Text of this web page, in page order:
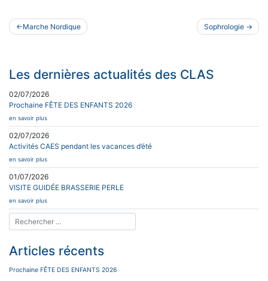
Navigation
de
Marche Nordique Sophrologie
Les dernières actualités des CLAS
02/07/2026
Prochaine FÊTE DES ENFANTS 2026
en savoir plus
02/07/2026
Activités CAES pendant les vacances d’été
en savoir plus
01/07/2026
VISITE GUIDÉE BRASSERIE PERLE
en savoir plus
Articles récents
Prochaine FÊTE DES ENFANTS 2026